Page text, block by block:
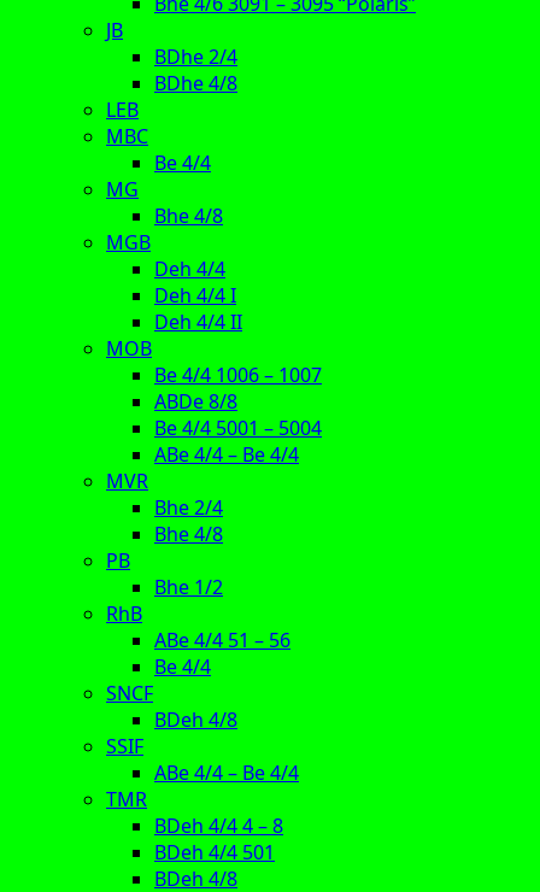
JB
BDhe 2/4
BDhe 4/8
LEB
MBC
Be 4/4
MG
Bhe 4/8
MGB
Deh 4/4
Deh 4/4 I
Deh 4/4 II
MOB
Be 4/4 1006 – 1007
ABDe 8/8
Be 4/4 5001 – 5004
ABe 4/4 – Be 4/4
MVR
Bhe 2/4
Bhe 4/8
PB
Bhe 1/2
RhB
ABe 4/4 51 – 56
Be 4/4
SNCF
BDeh 4/8
SSIF
ABe 4/4 – Be 4/4
TMR
BDeh 4/4 4 – 8
BDeh 4/4 501
BDeh 4/8